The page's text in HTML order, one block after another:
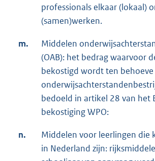
professionals elkaar (lokaal)
(samen)werken.
m.
Middelen
(OAB): het bedrag waarvoor
bekostigd wordt ten behoeve
bedoeld in artikel 28 van het
bekostiging WPO:
n.
Middelen voor leerlingen die
in Nederland zijn: